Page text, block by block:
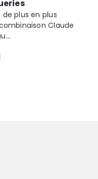
plus en plus
Claude